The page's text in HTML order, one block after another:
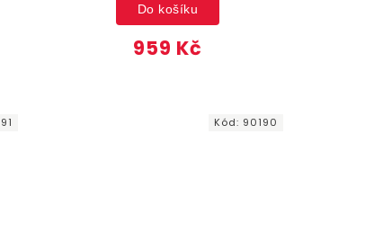
959 Kč
Do košíku
Kód: 90190